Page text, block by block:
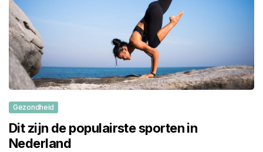
Gezondheid
Dit zijn de populairste sporten in
Nederland